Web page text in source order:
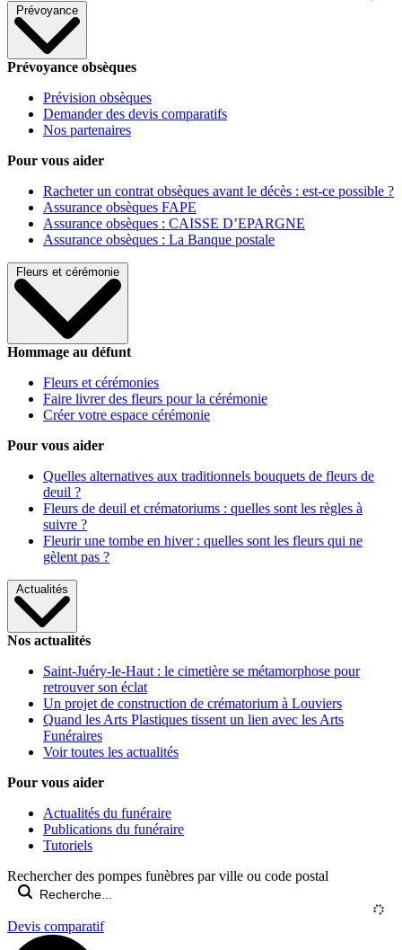
Prévoyance
Prévoyance obsèques
Prévision obsèques
Demander des devis comparatifs
Nos partenaires
Pour vous aider
Racheter un contrat obsèques avant le décès : est-ce possible ?
Assurance obsèques FAPE
Assurance obsèques : CAISSE D’EPARGNE
Assurance obsèques : La Banque postale
Fleurs et cérémonie
Hommage au défunt
Fleurs et cérémonies
Faire livrer des fleurs pour la cérémonie
Créer votre espace cérémonie
Pour vous aider
Quelles alternatives aux traditionnels bouquets de fleurs de
deuil ?
Fleurs de deuil et crématoriums : quelles sont les règles à
suivre ?
Fleurir une tombe en hiver : quelles sont les fleurs qui ne
gèlent pas ?
Actualités
Nos actualités
Saint-Juéry-le-Haut : le cimetière se métamorphose pour
retrouver son éclat
Un projet de construction de crématorium à Louviers
Quand les Arts Plastiques tissent un lien avec les Arts
Funéraires
Voir toutes les actualités
Pour vous aider
Actualités du funéraire
Publications du funéraire
Tutoriels
Rechercher des pompes funèbres par ville ou code postal
Devis comparatif